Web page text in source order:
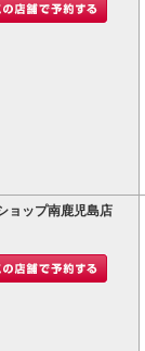
ョップ南鹿児島店